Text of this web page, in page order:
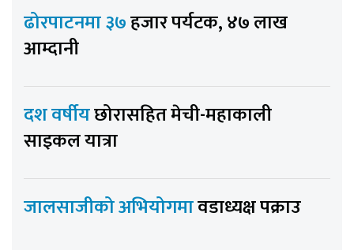
ढोरपाटनमा ३७हजार पर्यटक, ४७ लाख
आम्दानी
दश वर्षीयछोरासहित मेची-महाकाली
साइकल यात्रा
जालसाजीको अभियोगमावडाध्यक्ष पक्राउ